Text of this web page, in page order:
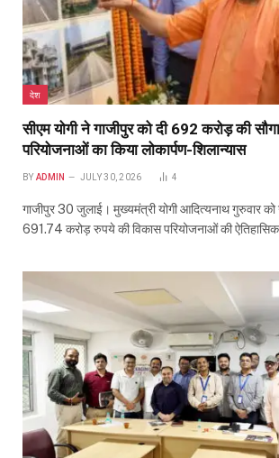
देश
सीएम योगी ने गाजीपुर को दी 692 करोड़ की
परियोजनाओं का किया लोकार्पण-शिलान्यास
BY ADMIN JULY 30, 2026 4
गाजीपुर 30 जुलाई। मुख्यमंत्री योगी आदित्यनाथ गुरुवार को
691.74 करोड़ रुपये की विकास परियोजनाओं की